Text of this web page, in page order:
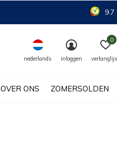
OVER ONS ZOMERSOLDEN
nederlands inloggen
0
9.7